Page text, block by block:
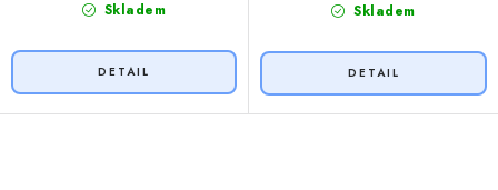
Skladem Skladem